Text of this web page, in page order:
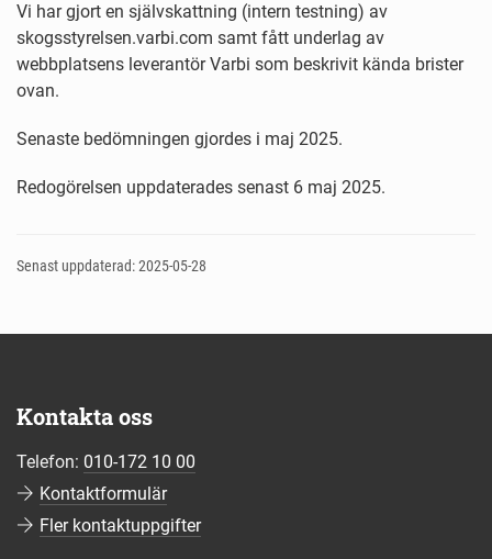
Vi har gjort en självskattning (intern testning) av
skogsstyrelsen.varbi.com samt fått underlag av
webbplatsens leverantör Varbi som beskrivit kända brister
ovan.
Senaste bedömningen gjordes i maj 2025.
Redogörelsen uppdaterades senast 6 maj 2025.
Senast uppdaterad: 2025-05-28
Kontakta oss
Telefon: 010-172 10 00
Kontaktformulär
Fler kontaktuppgifter